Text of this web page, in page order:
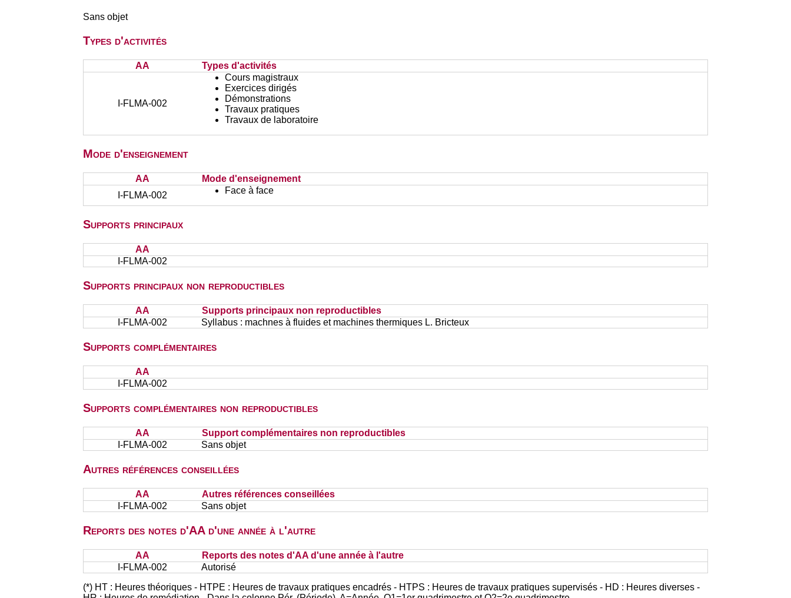
Sans objet
Types d'activités
AA Types d'activités
I-FLMA-002
Cours magistraux
Exercices dirigés
Démonstrations
Travaux pratiques
Travaux de laboratoire
Mode d'enseignement
AA
Mode d'enseignement
I-FLMA-002
Face à face
Supports principaux
AA
I-FLMA-002
Supports principaux non reproductibles
AA
Supports principaux non reproductibles
I-FLMA-002
Syllabus : machnes à fluides et machines thermiques L. Bricteux
Supports complémentaires
AA
I-FLMA-002
Supports complémentaires non reproductibles
AA
Support complémentaires non reproductibles
I-FLMA-002
Sans objet
Autres références conseillées
AA
Autres références conseillées
I-FLMA-002
Sans objet
Reports des notes d'AA d'une année à l'autre
AA
Reports des notes d'AA d'une année à l'autre
I-FLMA-002
Autorisé
(*) HT : Heures théoriques - HTPE : Heures de travaux pratiques encadrés - HTPS : Heures de travaux pratiques supervisés - HD : Heures diverses -